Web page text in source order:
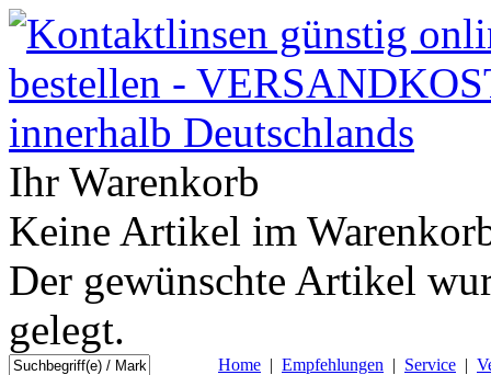
Ihr Warenkorb
Keine Artikel im
Der gewünschte Artikel
gelegt.
Home | Empfehlungen | Service |